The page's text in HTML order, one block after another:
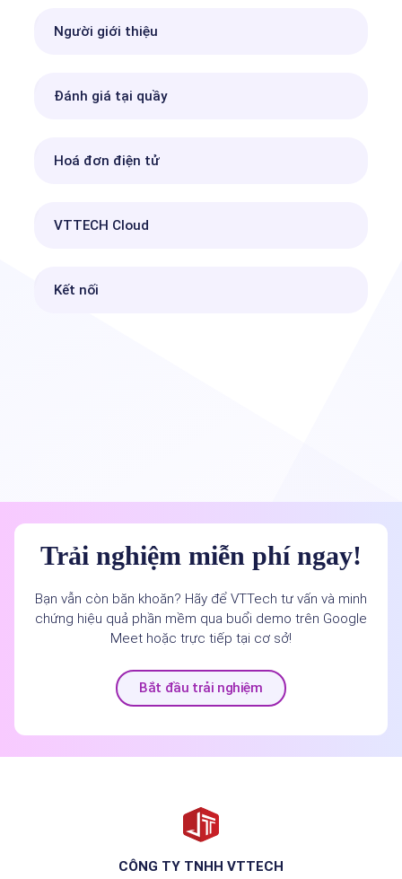
Người giới thiệu
Đánh giá tại quầy
Hoá đơn điện tử
VTTECH Cloud
Kết nối
Trải nghiệm miễn phí ngay!
Bạn vẫn còn băn khoăn? Hãy để VTTech tư vấn và minh
chứng hiệu quả phần mềm qua buổi demo trên Google
Meet hoặc trực tiếp tại cơ sở!
Bắt đầu trải nghiệm
CÔNG TY TNHH VTTECH